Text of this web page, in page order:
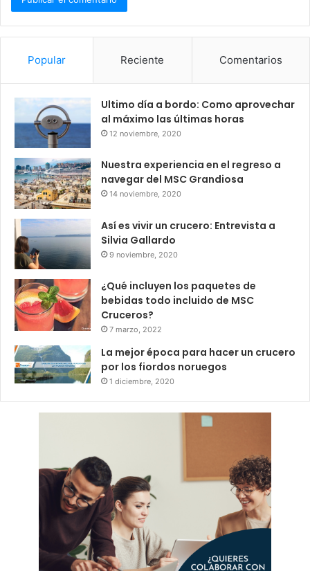
Popular Reciente Comentarios
Ultimo día a bordo: Como aprovechar
al máximo las últimas horas
12 noviembre, 2020
Nuestra experiencia en el regreso a
navegar del MSC Grandiosa
14 noviembre, 2020
Así es vivir un crucero: Entrevista a
Silvia Gallardo
9 noviembre, 2020
¿Qué incluyen los paquetes de
bebidas todo incluido de MSC
Cruceros?
7 marzo, 2022
La mejor época para hacer un crucero
por los fiordos noruegos
1 diciembre, 2020